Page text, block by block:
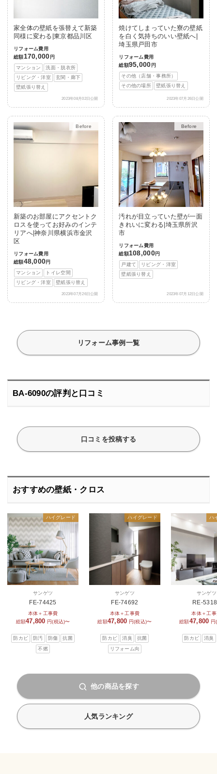
家全体の壁紙を張替えて新築
同様に変わる|東京都品川区
リフォーム費用
総額170,000 円
マンション
洗面・脱衣所
リビング・洋室
玄関・廊下
壁紙張り替え
2023年08月02日公開
焼けてしまっていた寮の壁紙
を白く気持ちのいい壁紙へ|
埼玉県戸田市
リフォーム費用
総額95,000 円
その他（店舗・事務所）
その他の場所
壁紙張り替え
2023年07月26日公開
Before
After
新築のお部屋にアクセントク
ロスを使ってお好みのインテ
リアへ|神奈川県横浜市金沢
区
リフォーム費用
総額48,000円
マンション
トイレ空間
リビング・洋室
壁紙張り替え
2023年07月26日公開
Before
After
汚れが目立っていた壁が一面
きれいに変わる|埼玉県所沢
市
リフォーム費用
総額108,000円
戸建て
リビング・洋室
壁紙張り替え
2023年07月12日公開
リフォーム事例一覧
BA-6090の評判と口コミ
口コミを投稿する
おすすめの壁紙・クロス
サンゲツ
FE-74425
本体＋工事費
総額47,800 円(税込)〜
防カビ 防汚 防傷
抗菌
不燃
ハイグレード
サンゲツ
FE-74692
本体＋工事費
総額47,800 円(税込)〜
防カビ 消臭
抗菌
リフォーム向
ハイグレード
サンゲツ
RE-
本体＋工
総額47,800 円
防カビ 消臭
ハ
他の商品を探す
人気ランキング